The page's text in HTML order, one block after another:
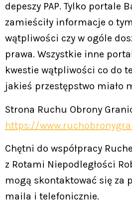
depeszy PAP. Tylko portale
zamieściły informacje o
wątpliwości czy w ogóle
prawa. Wszystkie inne
kwestie wątpliwości co do
jakieś przestępstwo miało
Strona Ruchu Obrony
https://
Chętni do współpracy
z Rotami Niepodległości
mogą skontaktować się za
maila i telefonicznie.